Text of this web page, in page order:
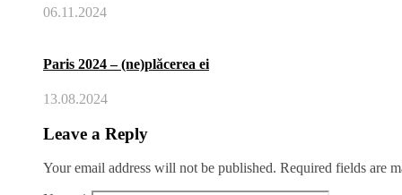
06.11.2024
Paris 2024 – (ne)plăcerea ei
13.08.2024
Leave a Reply
Your email address will not be published. Required fields are